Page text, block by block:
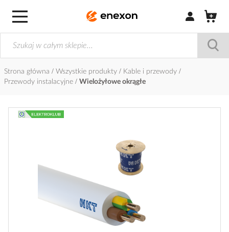
Zaloguj się /
Strona główna Wszystkie produkty
Kable i przewody
Przewody instalacyjne
Wielożyłowe okrągłe
Przejdź